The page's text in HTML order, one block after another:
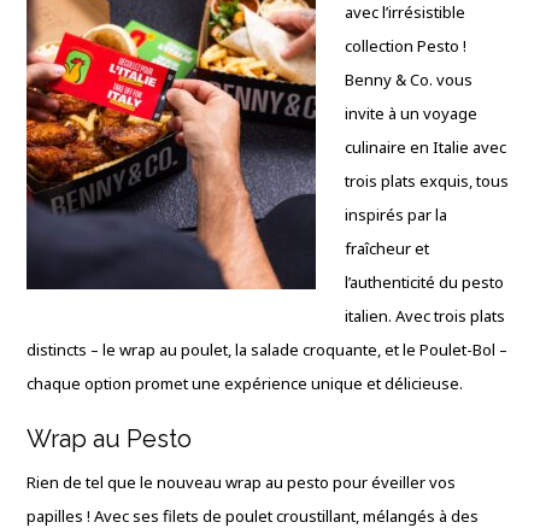
avec l’irrésistible
collection Pesto !
Benny & Co. vous
invite à un voyage
culinaire en Italie avec
trois plats exquis, tous
inspirés par la
fraîcheur et
l’authenticité du pesto
italien. Avec trois plats
distincts – le wrap au poulet, la salade croquante, et le Poulet-Bol –
chaque option promet une expérience unique et délicieuse.
Wrap au Pesto
Rien de tel que le nouveau wrap au pesto pour éveiller vos
papilles ! Avec ses filets de poulet croustillant, mélangés à des